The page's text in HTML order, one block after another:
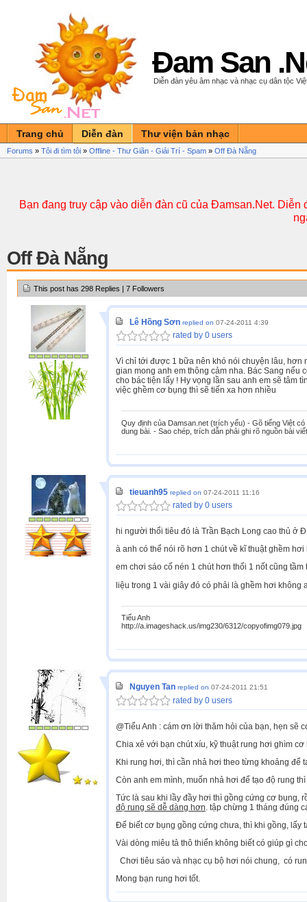
Đam San
Diễn đàn yêu âm nhạc và nhạc cụ dân tộc
Trang chủ Diễn đàn Thư viện bản nhạc
Forums » Tôi đi tìm tôi » Offline - Thư Giãn - Giải Trí - Spam » Off Đà Nẵng
Bạn đang truy cập vào diễn đàn cũ của Đamsan.Net.
Off Đà Nẵng
This post has 298 Replies | 7 Followers
Lê Hồng Sơn replied on 07-24-2011 4:39
rated by 0 users
Vì chỉ tới được 1 bữa nên khó nói chuyện lâu, hơn
gian mong anh em thông cảm nha. Bác Sang nếu
cho bác tiện lấy ! Hy vọng lần sau anh em sẽ tâm
việc ghềm cơ bụng thì sẽ tiến xa hơn nhiều
Quy định của Damsan.net (trích yếu) - Gõ tiếng Việt
dung bài. - Sao chép, trích dẫn phải ghi rõ nguồn bài
tieuanh95 replied on 07-24-2011 11:16
rated by 0 users
hi người thổi tiêu đó là Trần Bạch Long cao thủ ở
à anh có thể nói rõ hơn 1 chút về kĩ thuật ghềm
em chơi sáo cố nén 1 chút hơn thổi 1 nốt cũng
liệu trong 1 vài giây đó có phải là ghềm hơi không
Tiểu Anh
http://a.imageshack.us/img230/6312/copyofimg079.jpg
Nguyen Tan replied on 07-24-2011 21:51
rated by 0 users
@Tiểu Anh : cám ơn lời thăm hỏi của bạn, hẹn sẽ
Chia xẻ với bạn chút xíu, kỹ thuật rung hơi ghìm cơ
Khi rung hơi, thì cần nhả hơi theo từng khoảng để
Còn anh em mình, muốn nhả hơi để tạo độ rung
Tức là sau khi lầy đầy hơi thì gồng cứng cơ bụng,
độ rung sẽ dễ dàng hơn. tập chừng 1 tháng đúng
Để biết cơ bụng gồng cứng chưa, thì khi gồng, lấy
Vài dòng miêu tả thô thiển không biết có giúp gì
Chơi tiêu sáo và nhạc cụ bộ hơi nói chung, có
Mong bạn rung hơi tốt.